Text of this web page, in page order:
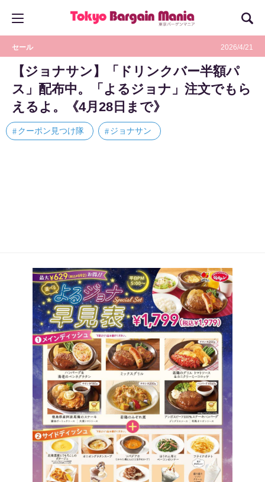
セール 2026/4/21
【ジョナサン】「ドリンクバー半額パ
ス」配布中。「よるジョナ」注文でもら
えるよ。《4月28日まで》
クーポン見つけ隊 ジョナサン